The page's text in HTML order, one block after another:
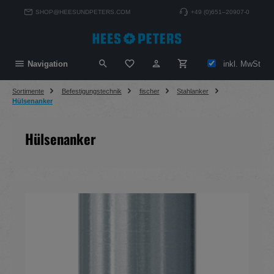
springenSHOP@HEESUNDPETERS.COM +49 (0)651–20907-0
Navigation Du hast 0 Produkte auf deminkl. MwSt
Sortimente Befestigungstechnik fischer
Stahlanker
Hülsenanker
Hülsenanker